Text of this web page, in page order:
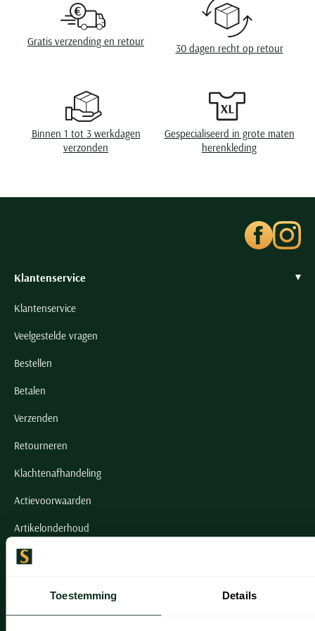
Toestemming Details
Seidensticker
Thomas Maine
Tommy Hilfiger
Alle merken
Gratis verzending en retour
30 dagen recht op retour
Binnen 1 tot 3 werkdagen
verzonden
Gespecialiseerd in grote maten
herenkleding
Klantenservice
Klantenservice
Veelgestelde vragen
Bestellen
Betalen
Verzenden
Retourneren
Klachtenafhandeling
Actievoorwaarden
Artikelonderhoud
Onze winkels
Onze winkels